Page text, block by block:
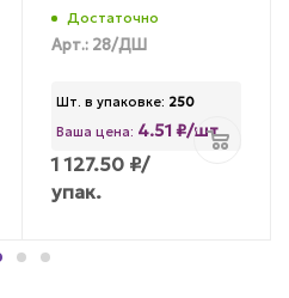
Достаточно
Арт.: 28/ДШ
Шт. в упаковке: 250
Ваша цена: 4.51 ₽/шт
1 127.50 ₽/
упак.